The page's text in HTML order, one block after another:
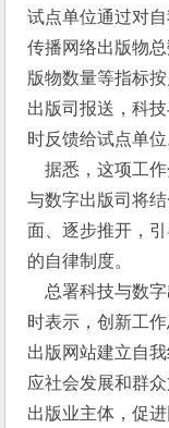
试点单位通过对
传播网络出版物
版物数量等指标
出版司报送，科
时反馈给试点单位
据悉，这项工作
与数字出版司将
面、逐步推开，
的自律制度。
总署科技与数字
时表示，创新工
出版网站建立自
应社会发展和群
出版业主体，促